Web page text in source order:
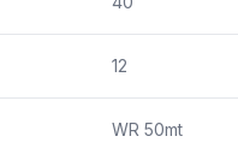
12
WR 50mt